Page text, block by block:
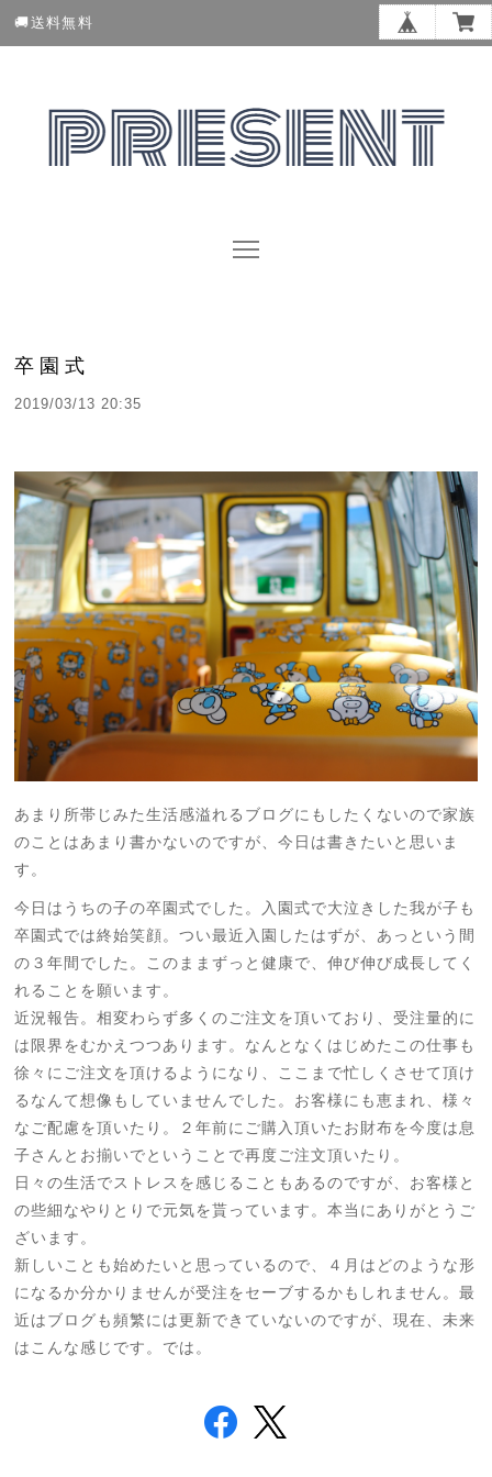
🚚送料無料
卒園式
2019/03/13 20:35
あまり所帯じみた生活感溢れるブログにもしたくないので家族
のことはあまり書かないのですが、今日は書きたいと思いま
す。
今日はうちの子の卒園式でした。入園式で大泣きした我が子も
卒園式では終始笑顔。つい最近入園したはずが、あっという間
の３年間でした。このままずっと健康で、伸び伸び成長してく
れることを願います。
近況報告。相変わらず多くのご注文を頂いており、受注量的に
は限界をむかえつつあります。なんとなくはじめたこの仕事も
徐々にご注文を頂けるようになり、ここまで忙しくさせて頂け
るなんて想像もしていませんでした。お客様にも恵まれ、様々
なご配慮を頂いたり。２年前にご購入頂いたお財布を今度は息
子さんとお揃いでということで再度ご注文頂いたり。
日々の生活でストレスを感じることもあるのですが、お客様と
の些細なやりとりで元気を貰っています。本当にありがとうご
ざいます。
新しいことも始めたいと思っているので、４月はどのような形
になるか分かりませんが受注をセーブするかもしれません。最
近はブログも頻繁には更新できていないのですが、現在、未来
はこんな感じです。では。